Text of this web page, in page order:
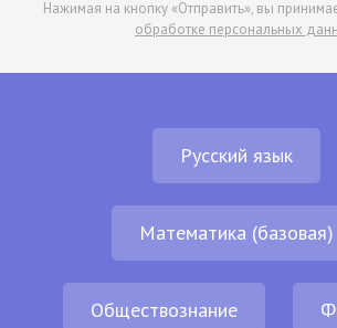
Нажимая на кнопку «Отправить», вы
обработке персональных
Русский язык
Математика (базовая)
Обществознание